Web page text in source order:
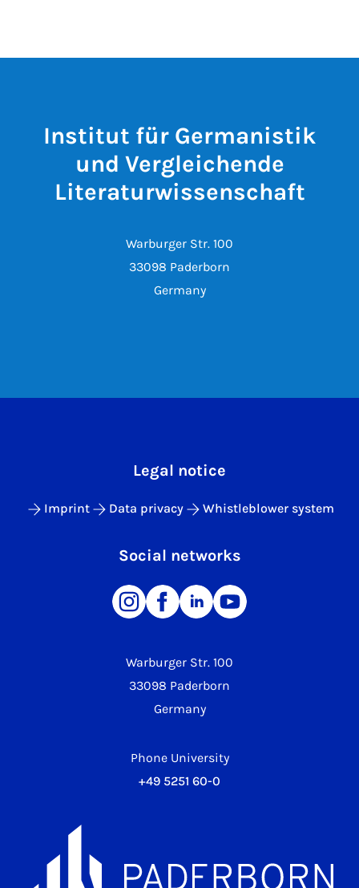
Institut für Germanistik
und Vergleichende
Literaturwissenschaft
Warburger Str. 100
33098 Paderborn
Germany
Warburger Str. 100
33098 Paderborn
Germany
Phone University
+49 5251 60-0
Legal notice
Imprint Data privacy Whistleblower system
Social networks